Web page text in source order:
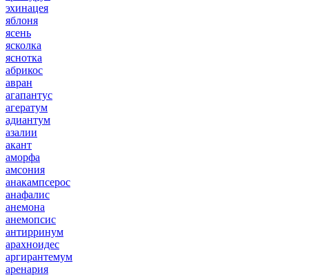
эхинацея
яблоня
ясень
ясколка
яснотка
абрикос
авран
агапантус
агератум
адиантум
азалии
акант
аморфа
амсония
анакампсерос
анафалис
анемона
анемопсис
антирринум
арахноидес
аргирантемум
аренария